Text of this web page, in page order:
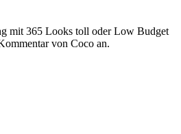
mit 365 Looks toll oder Low Budget
von Coco an.